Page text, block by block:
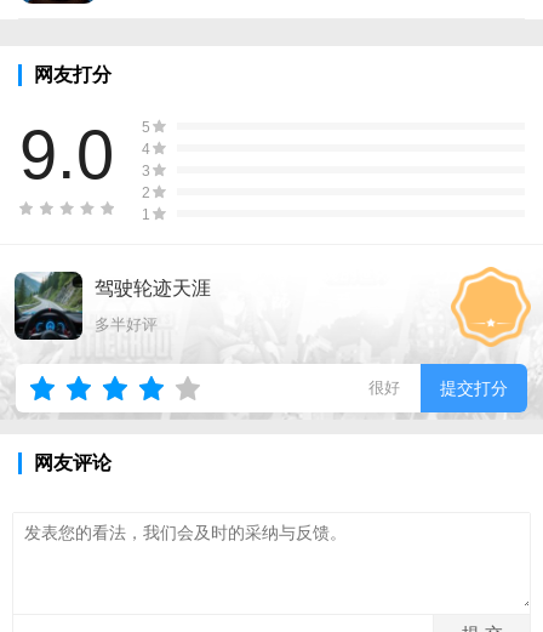
网友打分
9.0
5
4
3
2
1
驾驶轮迹天涯
多半好评
很好 提交打分
网友评论